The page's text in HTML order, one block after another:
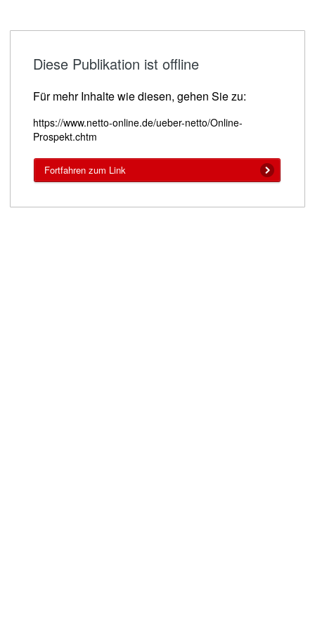
Diese Publikation ist offline
Für mehr Inhalte wie diesen, gehen Sie zu:
https://www.netto-online.de/ueber-netto/Online-
Prospekt.chtm
Fortfahren zum Link